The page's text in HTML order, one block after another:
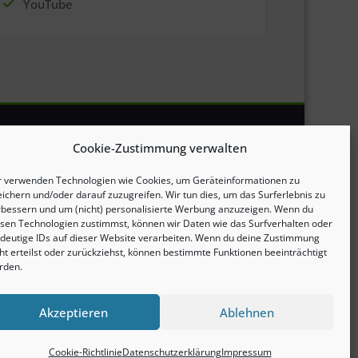
Cookie-Zustimmung verwalten
verwenden Technologien wie Cookies, um Geräteinformationen zu
und/oder darauf zuzugreifen. Wir tun dies, um das Surferlebnis zu
und um (nicht) personalisierte Werbung anzuzeigen. Wenn du
Technologien zustimmst, können wir Daten wie das Surfverhalten oder
IDs auf dieser Website verarbeiten. Wenn du deine Zustimmung
erteilst oder zurückziehst, können bestimmte Funktionen beeinträchtigt
Akzeptieren Ablehnen
Cookie-RichtlinieDatenschutzerklärungImpressum
YouTube
Impressum
Datenschutzerklärung
Cookie-Richtlinie (EU)